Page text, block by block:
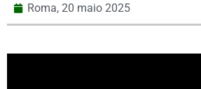
Roma, 20 maio 2025